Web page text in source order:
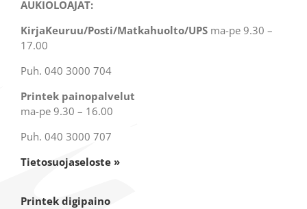
AUKIOLOAJAT:
KirjaKeuruu/Posti/Matkahuolto/UPSma-pe 9.30 –
17.00
Puh. 040 3000 704
Printek painopalvelut
ma-pe 9.30 – 16.00
Puh. 040 3000 707
Tietosuojaseloste »
Printek digipaino